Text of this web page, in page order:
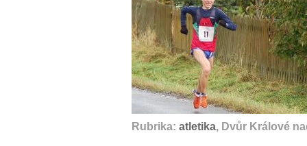
Rubrika: atletika, Dvůr Králové